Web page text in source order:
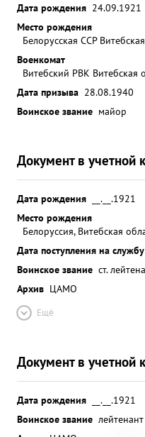
Дата рождения 24.09.1921
Место рождения
Белорусская ССР
Военкомат
Витебский РВК Витебская
Дата призыва 28.08.1940
Воинское звание майор
Документ в учетной
Дата рождения
__.__.1921
Место рождения
Белоруссия, Витебская
Дата поступления на службу
Воинское звание ст.
Архив ЦАМО
Ещё
Документ в учетной
Дата рождения
__.__.1921
Воинское звание лейтенант